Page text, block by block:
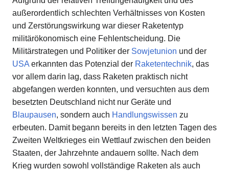
außerordentlich schlechten Verhältnisses von Kosten
und Zerstörungswirkung war dieser Raketentyp
militärökonomisch eine Fehlentscheidung. Die
Militärstrategen und Politiker der Sowjetunion und der
USA erkannten das Potenzial der Raketentechnik, das
vor allem darin lag, dass Raketen praktisch nicht
abgefangen werden konnten, und versuchten aus dem
besetzten Deutschland nicht nur Geräte und
Blaupausen, sondern auch Handlungswissen zu
erbeuten. Damit begann bereits in den letzten Tagen des
Zweiten Weltkrieges ein Wettlauf zwischen den beiden
Staaten, der Jahrzehnte andauern sollte. Nach dem
Krieg wurden sowohl vollständige Raketen als auch